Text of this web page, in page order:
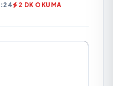
2 DK OKUMA